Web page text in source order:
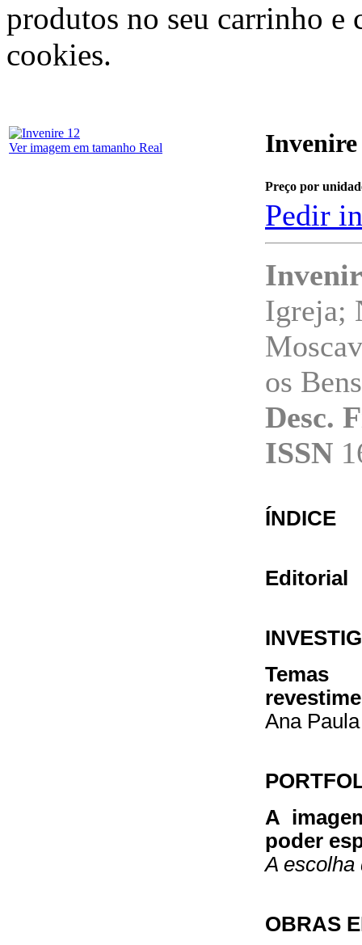
produtos no seu carrinho e
cookies.
Ver imagem em tamanho Real Invenire
Preço por
Pedir
Igreja;
os
Desc.
ISSN
ÍNDICE
Editorial
Ana
A
poder
A escolha
OBRAS